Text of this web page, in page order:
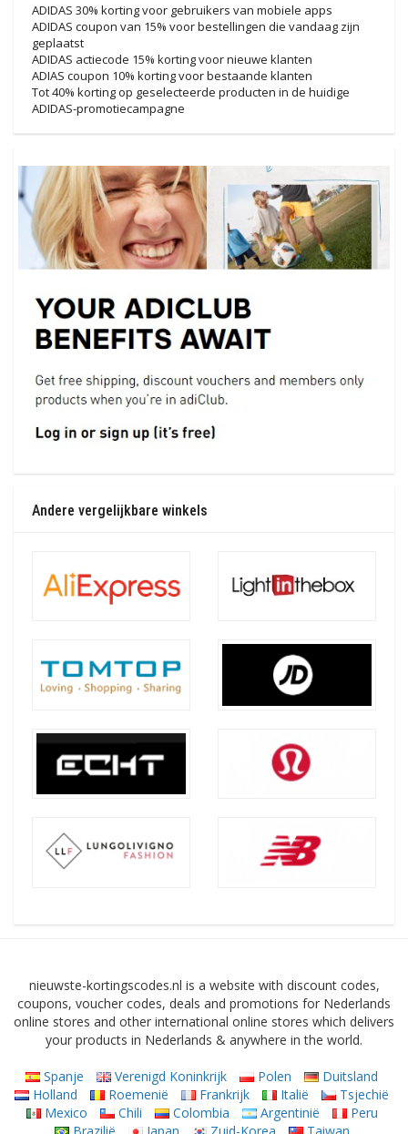
ADIDAS 30% korting voor gebruikers van mobiele apps
ADIDAS coupon van 15% voor bestellingen die vandaag zijn
geplaatst
ADIDAS actiecode 15% korting voor nieuwe klanten
ADIAS coupon 10% korting voor bestaande klanten
Tot 40% korting op geselecteerde producten in de huidige
ADIDAS-promotiecampagne
Andere vergelijkbare winkels
nieuwste-kortingscodes.nl is a website with discount codes,
coupons, voucher codes, deals and promotions for Nederlands
online stores and other international online stores which delivers
your products in Nederlands & anywhere in the world.
Spanje Verenigd Koninkrijk Polen
Duitsland
Holland
Roemenië Frankrijk Italië
Tsjechië
Mexico
Chili Colombia Argentinië
Peru